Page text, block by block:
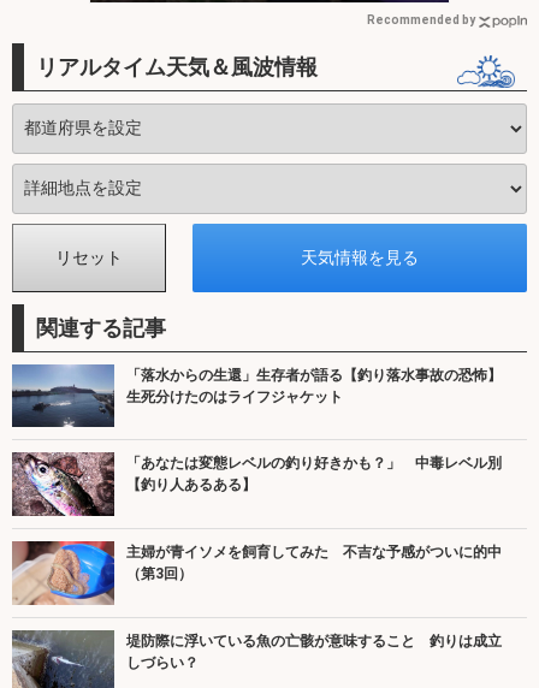
Recommended by
リアルタイム天気＆風波情報
関連する記事
「落水からの生還」生存者が語る【釣り落水事故の恐怖】
生死分けたのはライフジャケット
「あなたは変態レベルの釣り好きかも？」 中毒レベル別
【釣り人あるある】
主婦が青イソメを飼育してみた 不吉な予感がついに的中
（第3回）
堤防際に浮いている魚の亡骸が意味すること 釣りは成立
しづらい？